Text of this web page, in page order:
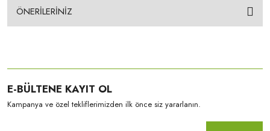
ÖNERİLERİNİZ
E-BÜLTENE KAYIT OL
Kampanya ve özel tekliflerimizden ilk önce siz yararlanın.